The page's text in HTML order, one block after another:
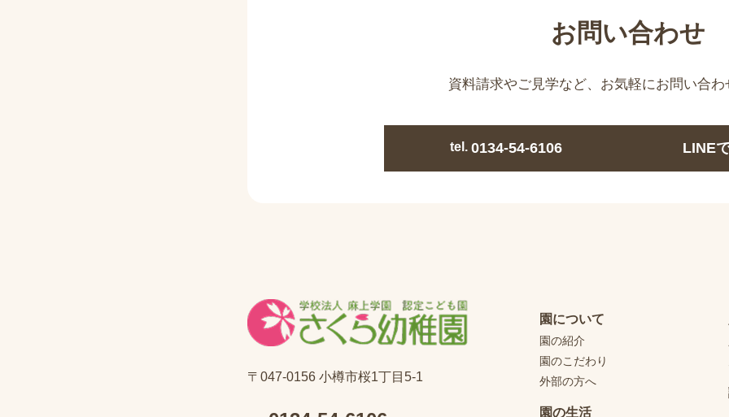
お問い合わせ
資料請求やご見学など、 お気軽にお問い合
tel. 0134-54-6106 LINE
〒047-0156 小樽市桜1丁目5-1
園について
園の紹介
園のこだわり
外部の方へ
園の生活